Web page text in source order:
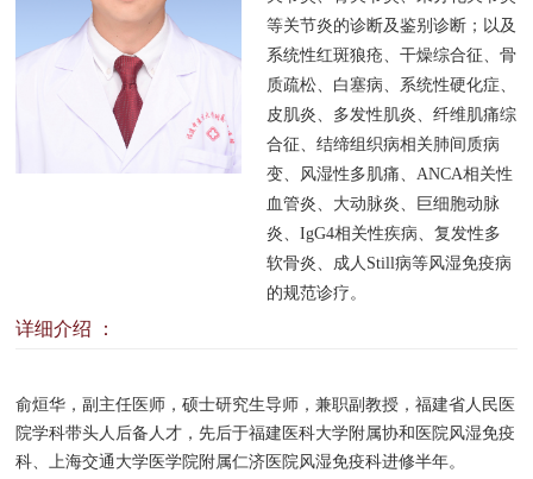
聘
工
务
开
等关节炎的诊断及鉴别诊断；以及
系统性红斑狼疮、干燥综合征、骨
质疏松、白塞病、系统性硬化症、
皮肌炎、多发性肌炎、纤维肌痛综
合征、结缔组织病相关肺间质病
变、风湿性多肌痛、ANCA相关性
血管炎、大动脉炎、巨细胞动脉
炎、IgG4相关性疾病、复发性多
软骨炎、成人Still病等风湿免疫病
的规范诊疗。
详细介绍 ：
俞烜华，副主任医师，硕士研究生导师，兼职副教授，福建省人民医
院学科带头人后备人才，先后于福建医科大学附属协和医院风湿免疫
科、上海交通大学医学院附属仁济医院风湿免疫科进修半年。